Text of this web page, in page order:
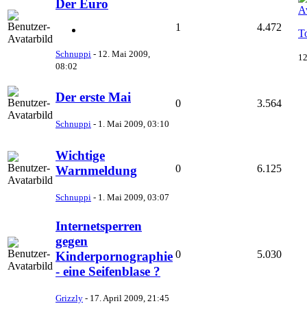
Der Euro
Schnuppi - 12. Mai 2009,
08:02
1 4.472
Der erste Mai
Schnuppi - 1. Mai 2009, 03:10
0 3.564
Wichtige
Warnmeldung
Schnuppi - 1. Mai 2009, 03:07
0 6.125
Internetsperren
gegen
Kinderpornographie
- eine Seifenblase ?
Grizzly - 17. April 2009, 21:45
0 5.030